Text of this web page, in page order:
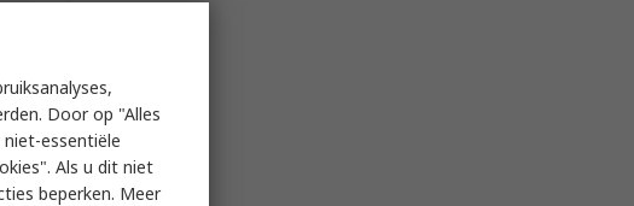
Door op "Alles
essentiële
Als u dit niet
beperken. Meer